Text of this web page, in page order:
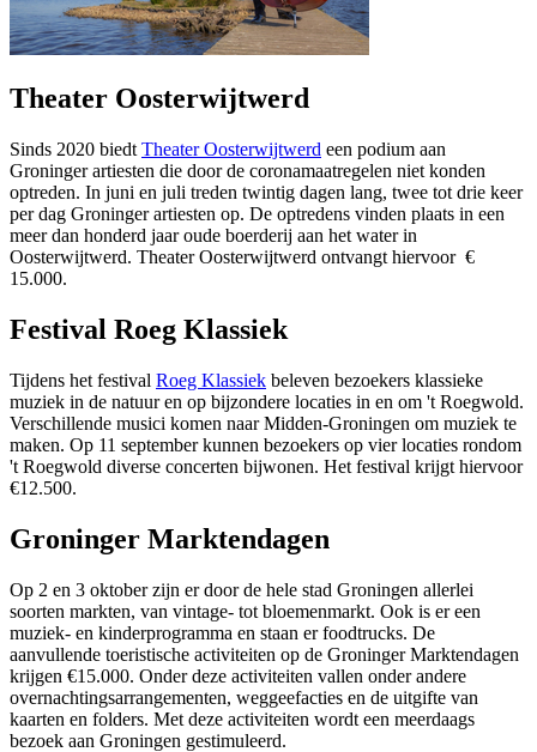
Theater Oosterwijtwerd
Sinds 2020 biedt Theater Oosterwijtwerd een podium aan
Groninger artiesten die door de coronamaatregelen niet konden
optreden. In juni en juli treden twintig dagen lang, twee tot drie keer
per dag Groninger artiesten op. De optredens vinden plaats in een
meer dan honderd jaar oude boerderij aan het water in
Oosterwijtwerd. Theater Oosterwijtwerd ontvangt hiervoor €
15.000.
Festival Roeg Klassiek
Tijdens het festival Roeg Klassiek beleven bezoekers klassieke
muziek in de natuur en op bijzondere locaties in en om 't Roegwold.
Verschillende musici komen naar Midden-Groningen om muziek te
maken. Op 11 september kunnen bezoekers op vier locaties rondom
't Roegwold diverse concerten bijwonen. Het festival krijgt hiervoor
€12.500.
Groninger Marktendagen
Op 2 en 3 oktober zijn er door de hele stad Groningen allerlei
soorten markten, van vintage- tot bloemenmarkt. Ook is er een
muziek- en kinderprogramma en staan er foodtrucks. De
aanvullende toeristische activiteiten op de Groninger Marktendagen
krijgen €15.000. Onder deze activiteiten vallen onder andere
overnachtingsarrangementen, weggeefacties en de uitgifte van
kaarten en folders. Met deze activiteiten wordt een meerdaags
bezoek aan Groningen gestimuleerd.